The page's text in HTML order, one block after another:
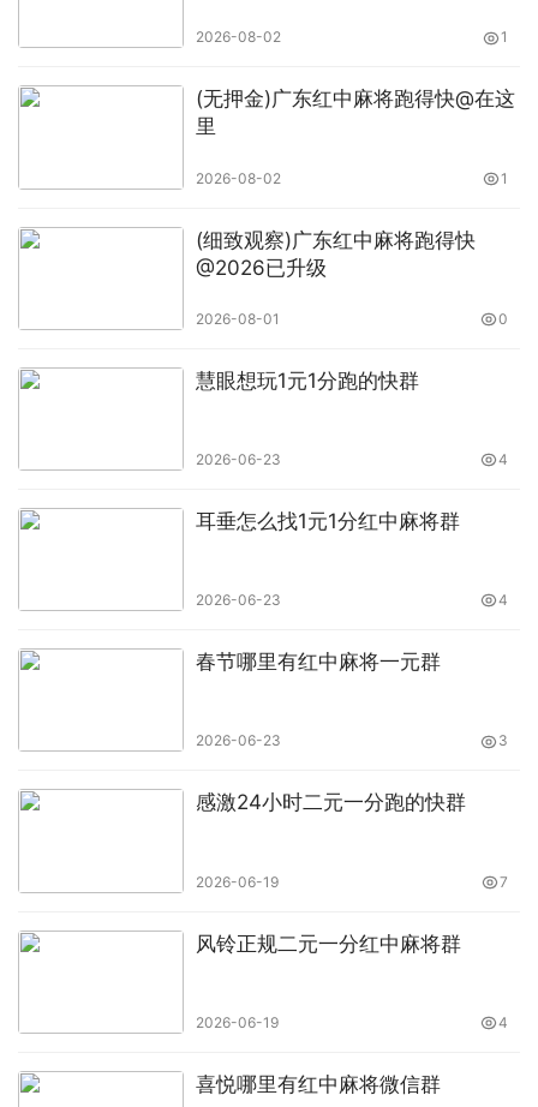
2026-08-02 1
(无押金)广东红中麻将跑得快@在这
里
2026-08-02 1
(细致观察)广东红中麻将跑得快
@2026已升级
2026-08-01 0
慧眼想玩1元1分跑的快群
2026-06-23 4
耳垂怎么找1元1分红中麻将群
2026-06-23 4
春节哪里有红中麻将一元群
2026-06-23 3
感激24小时二元一分跑的快群
2026-06-19 7
风铃正规二元一分红中麻将群
2026-06-19 4
喜悦哪里有红中麻将微信群